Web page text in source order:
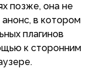
позже, она не
в котором
плагинов
к сторонним